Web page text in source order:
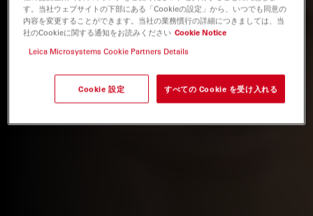
す。当社ウェブサイトの下部にある「Cookieの設定」から、いつでも同意の
内容を変更することができます。当社の業務慣行の詳細につきましては、当
社のCookieに関する通知をお読みください Cookie Notice
Leica Microsystems Cookie Partners Details
Cookie 設定 すべての Cookie を受け入れる